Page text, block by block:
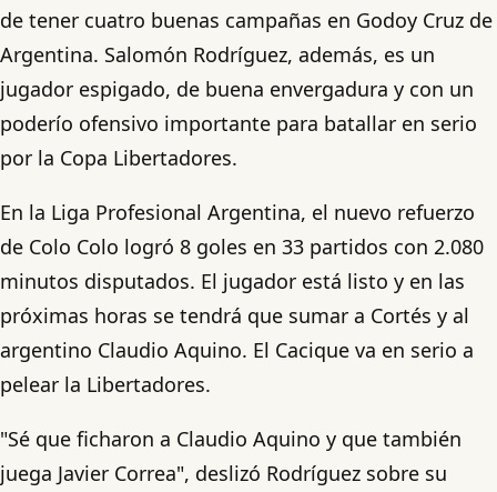
de tener cuatro buenas campañas en Godoy Cruz de
Argentina. Salomón Rodríguez, además, es un
jugador espigado, de buena envergadura y con un
poderío ofensivo importante para batallar en serio
por la Copa Libertadores.
En la Liga Profesional Argentina, el nuevo refuerzo
de Colo Colo logró 8 goles en 33 partidos con 2.080
minutos disputados. El jugador está listo y en las
próximas horas se tendrá que sumar a Cortés y al
argentino Claudio Aquino. El Cacique va en serio a
pelear la Libertadores.
"Sé que ficharon a Claudio Aquino y que también
juega Javier Correa", deslizó Rodríguez sobre su